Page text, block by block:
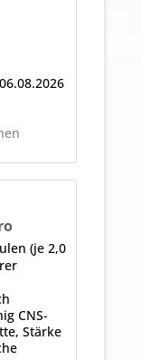
(je 2,0
CNS-
Stärke